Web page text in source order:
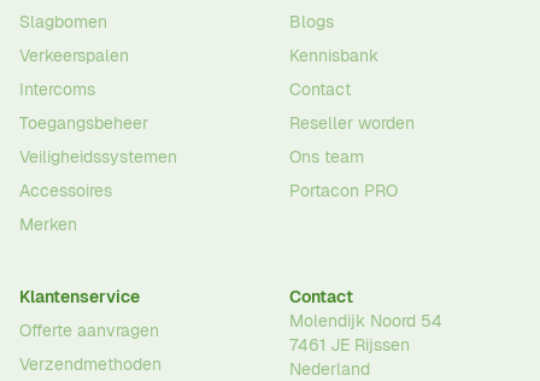
Slagbomen
Verkeerspalen
Intercoms
Toegangsbeheer
Veiligheidssystemen
Accessoires
Merken
Blogs
Kennisbank
Contact
Reseller worden
Ons team
Portacon PRO
Klantenservice
Offerte aanvragen
Verzendmethoden
Contact
Molendijk Noord 54
7461 JE Rijssen
Nederland